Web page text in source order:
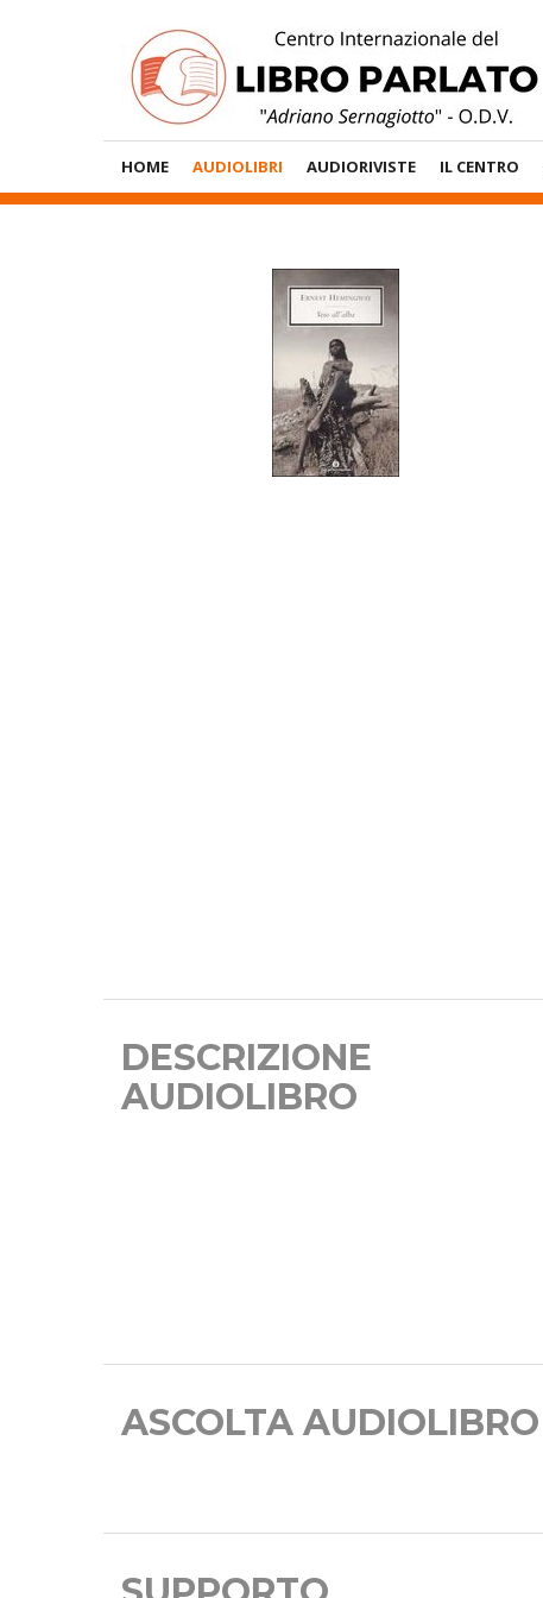
Menù
Principale
HOME AUDIOLIBRI AUDIORIVISTE IL CENTRO
DESCRIZIONE
AUDIOLIBRO
ASCOLTA AUDIOLIBRO